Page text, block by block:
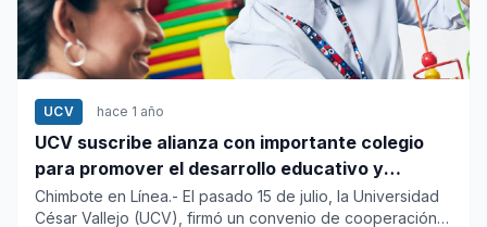
UCV hace 1 año
UCV suscribe alianza con importante colegio
para promover el desarrollo educativo y
profesional
Chimbote en Línea.- El pasado 15 de julio, la Universidad
César Vallejo (UCV), firmó un convenio de cooperación